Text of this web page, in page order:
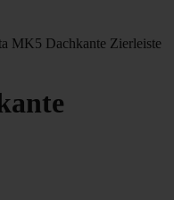
MK5 Dachkante Zierleiste